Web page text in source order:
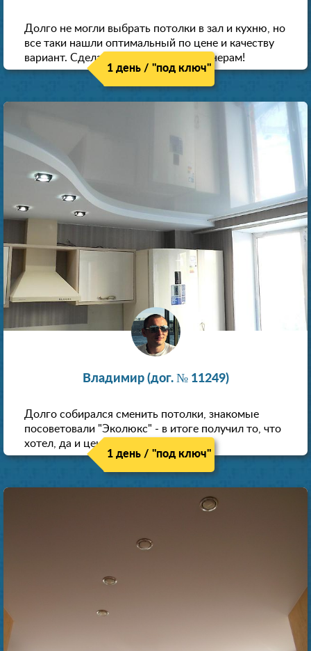
Долго не могли выбрать потолки в зал и кухню, но
все таки нашли оптимальный по цене и качеству
вариант. Сделали скидку как пенсионерам!
1 день / "под ключ"
Владимир (дог. № 11249)
Долго собирался сменить потолки, знакомые
посоветовали "Эколюкс" - в итоге получил то, что
хотел, да и цена нормальная.
1 день / "под ключ"